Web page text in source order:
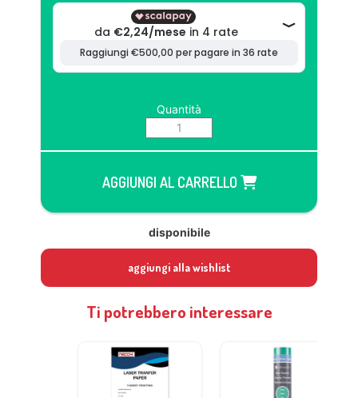
Quantità
AGGIUNGI AL CARRELLO
disponibile
aggiungi alla wishlist
Ti potrebbero interessare